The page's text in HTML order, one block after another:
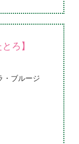
ろ】
・ブルージ